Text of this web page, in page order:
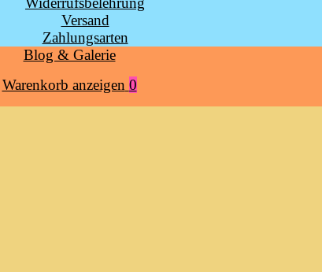
Versand
Zahlungsarten
Blog & Galerie
Warenkorb
Warenkorb anzeigen 0